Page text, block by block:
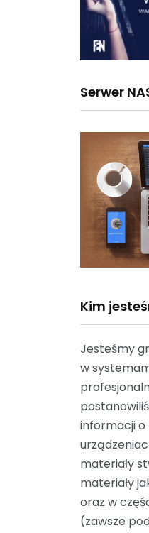
Serwer
Kim
Jesteśmy
w
informacji
materiały
materiały
oraz w
(zawsze